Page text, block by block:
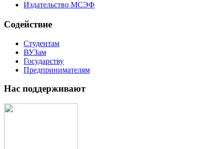
Издательство МСЭФ
Содействие
Студентам
ВУЗам
Государству
Предпринимателям
Нас поддерживают